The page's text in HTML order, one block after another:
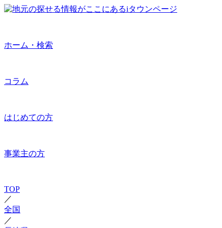
ホーム・検索
コラム
はじめての方
事業主の方
TOP
／
全国
／